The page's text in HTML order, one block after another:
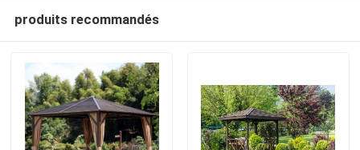
produits recommandés